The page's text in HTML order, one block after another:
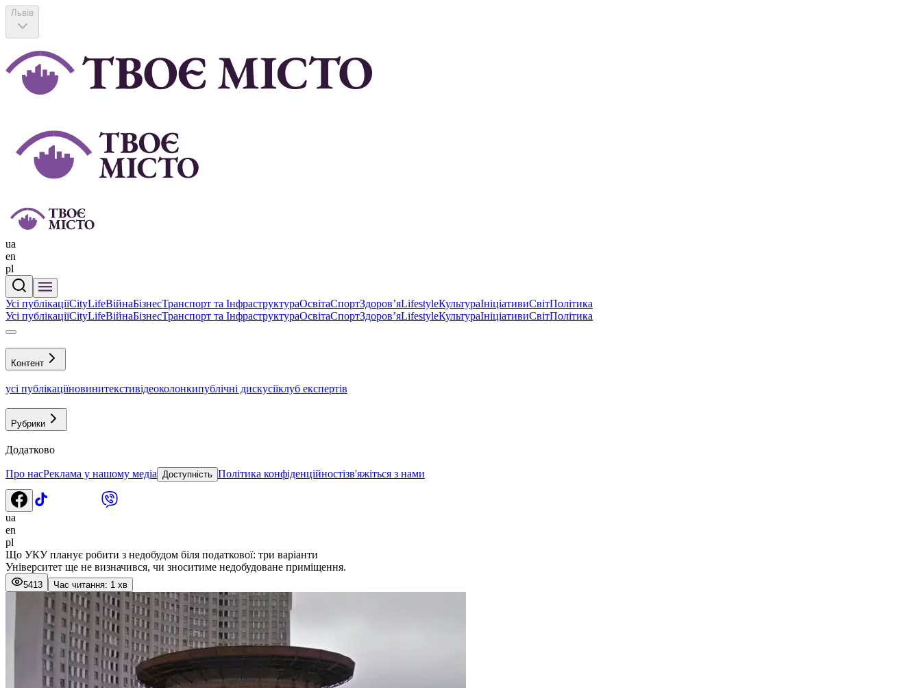
Львів
ua
en
pl
Усі публікаціїCityLifeВійнаБізнесТранспорт та ІнфраструктураОсвітаСпортЗдоровʼяLifestyleКультураІніціативиСвітПолітика
Усі публікаціїCityLifeВійнаБізнесТранспорт та ІнфраструктураОсвітаСпортЗдоровʼяLifestyleКультураІніціативиСвітПолітика
Контент
усі публікаціїновинитекстивідеоколонкипублічні дискусіїклуб експертів
Рубрики
Додатково
Про насРеклама у нашому медіа Доступність Політика конфіденційностізв'яжіться з нами
ua
en
pl
Що УКУ планує робити з недобудом біля податкової: три варіанти
Університет ще не визначився, чи зноситиме недобудоване приміщення.
5413 Час читання: 1 хв